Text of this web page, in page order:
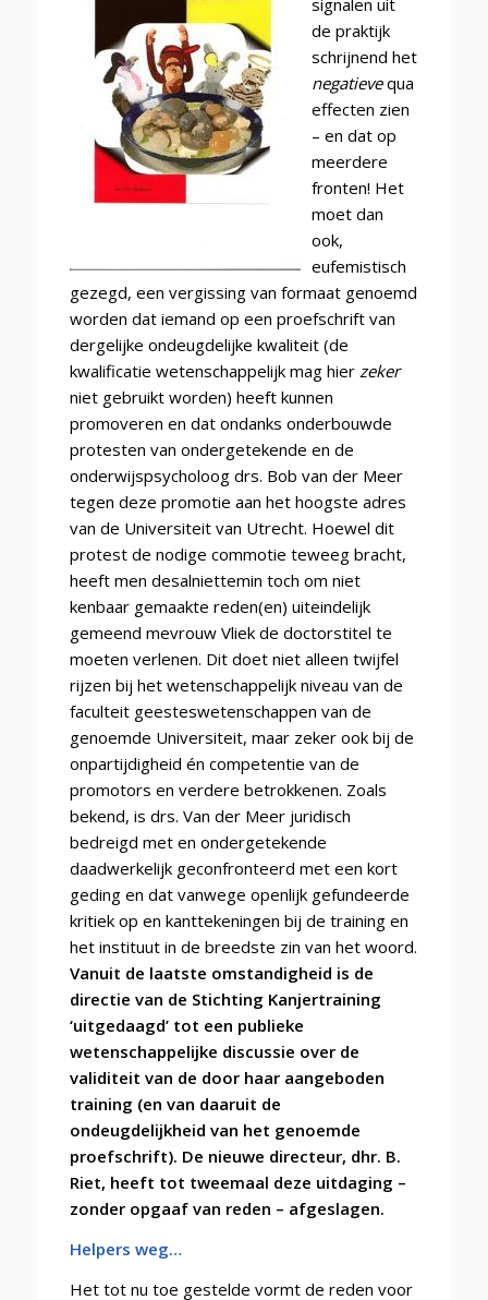
signalen uit
de praktijk
schrijnend het
negatieve qua
effecten zien
– en dat op
meerdere
fronten! Het
moet dan
ook,
eufemistisch
gezegd, een vergissing van formaat genoemd
worden dat iemand op een proefschrift van
dergelijke ondeugdelijke kwaliteit (de
kwalificatie wetenschappelijk mag hier zeker
niet gebruikt worden) heeft kunnen
promoveren en dat ondanks onderbouwde
protesten van ondergetekende en de
onderwijspsycholoog drs. Bob van der Meer
tegen deze promotie aan het hoogste adres
van de Universiteit van Utrecht. Hoewel dit
protest de nodige commotie teweeg bracht,
heeft men desalniettemin toch om niet
kenbaar gemaakte reden(en) uiteindelijk
gemeend mevrouw Vliek de doctorstitel te
moeten verlenen. Dit doet niet alleen twijfel
rijzen bij het wetenschappelijk niveau van de
faculteit geesteswetenschappen van de
genoemde Universiteit, maar zeker ook bij de
onpartijdigheid én competentie van de
promotors en verdere betrokkenen. Zoals
bekend, is drs. Van der Meer juridisch
bedreigd met en ondergetekende
daadwerkelijk geconfronteerd met een kort
geding en dat vanwege openlijk gefundeerde
kritiek op en kanttekeningen bij de training en
het instituut in de breedste zin van het woord.
Vanuit de laatste omstandigheid is de
directie van de Stichting Kanjertraining
‘uitgedaagd’ tot een publieke
wetenschappelijke discussie over de
validiteit van de door haar aangeboden
training (en van daaruit de
ondeugdelijkheid van het genoemde
proefschrift). De nieuwe directeur, dhr. B.
Riet, heeft tot tweemaal deze uitdaging –
zonder opgaaf van reden – afgeslagen.
Helpers weg…
Het tot nu toe gestelde vormt de reden voor